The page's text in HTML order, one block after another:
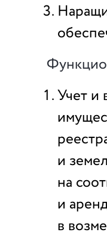
Учет и
и
на
и
в